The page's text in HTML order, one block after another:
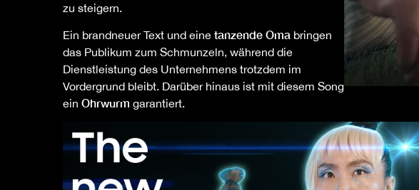
zu steigern.
Ein brandneuer Text und eine tanzende Oma bringen
das Publikum zum Schmunzeln, während die
Dienstleistung des Unternehmens trotzdem im
Vordergrund bleibt. Darüber hinaus ist mit diesem Song
ein Ohrwurm garantiert.